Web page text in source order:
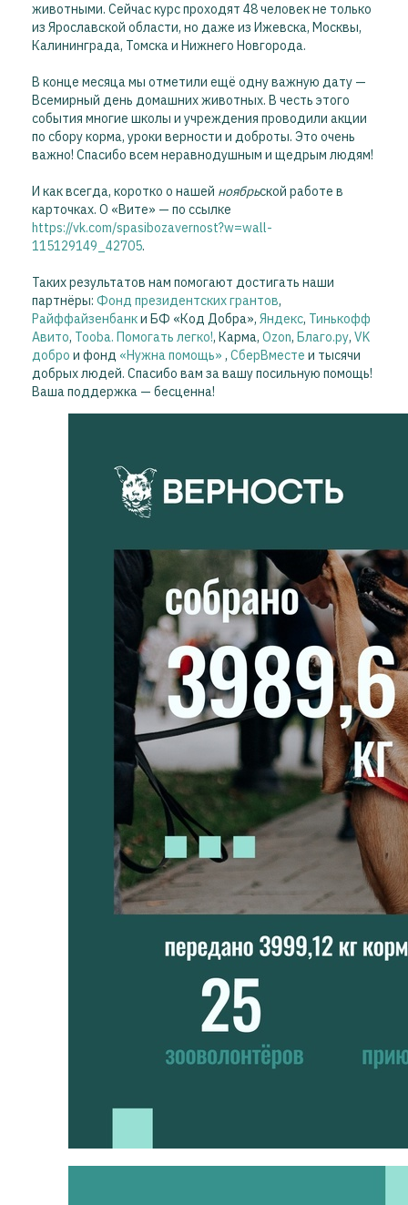
животными. Сейчас курс проходят 48 человек не только
из Ярославской области, но даже из Ижевска, Москвы,
Калининграда, Томска и Нижнего Новгорода.
В конце месяца мы отметили ещё одну важную дату —
Всемирный день домашних животных. В честь этого
события многие школы и учреждения проводили акции
по сбору корма, уроки верности и доброты. Это очень
важно! Спасибо всем неравнодушным и щедрым людям!
И как всегда, коротко о нашей ноябрьской работе в
карточках. О «Вите» — по ссылке
https://vk.com/spasibozavernost?w=wall-
115129149_42705.
Таких результатов нам помогают достигать наши
партнёры: Фонд президентских грантов,
Райффайзенбанки БФ «Код Добра», Яндекс, Тинькофф
Авито, Tooba. Помогать легко!, Карма, Ozon, Благо.ру, VK
добро и фонд «Нужна помощь» , СберВместе и тысячи
добрых людей. Спасибо вам за вашу посильную помощь!
Ваша поддержка — бесценна!